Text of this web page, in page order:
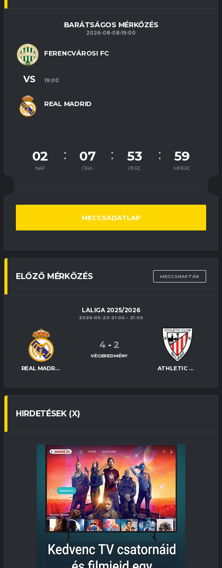
BARÁTSÁGOS MÉRKŐZÉS
2026-08-08-19:00
FERENCVÁROSI FC
REAL MADRID
VS 19:00
02
NAP
07
ÓRA
53
PERC
58
MPERC
MECCSADATLAP
ELŐZŐ MÉRKŐZÉS MECCSNAPTÁR
LALIGA 2025/2026
2026-05-23-21:00 21:00
REAL MADRID ATHLETIC BILBAO
4 - 2
VÉGEREDMÉNY
HIRDETÉSEK (X)